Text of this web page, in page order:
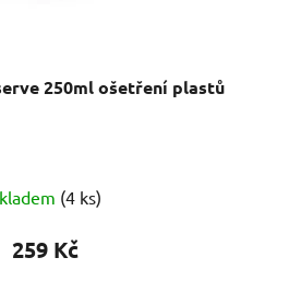
250ml ošetření plastů
hodnocení
produktu
(4 ks)
259 Kč